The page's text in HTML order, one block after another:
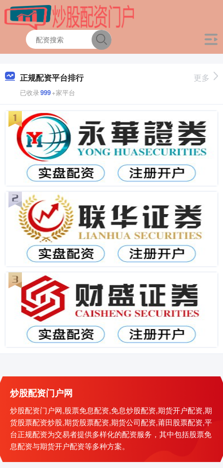
正规配资平台排行
已收录999+家平台
更多
炒股配资门户网
炒股配资门户网,股票免息配资,免息炒股配资,期货开户配资,期
货股票配资炒股,期货股票配资,期货公司配资,莆田股票配资,平
台正规配资为交易者提供多样化的配资服务，其中包括股票免
息配资与期货开户配资等多种方案。